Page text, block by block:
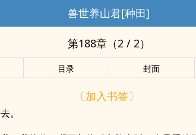
兽世养山君[种田]
第188章（2 / 2）
目录 封面
〔加入书签〕
。